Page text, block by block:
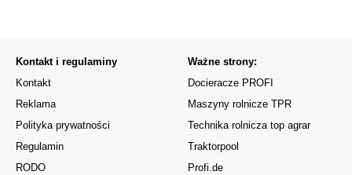
Kontakt i regulaminy
Kontakt
Reklama
Polityka prywatności
Regulamin
RODO
Ważne strony:
Docieracze PROFI
Maszyny rolnicze TPR
Technika rolnicza top agrar
Traktorpool
Profi.de